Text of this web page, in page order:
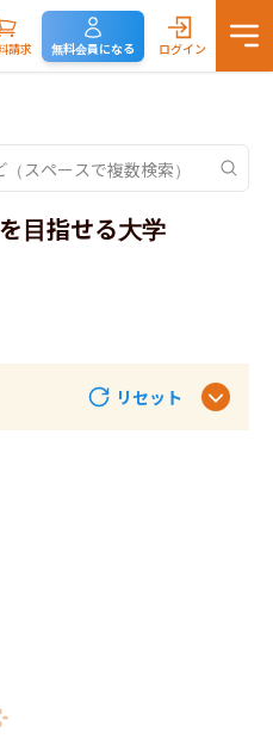
請求 無料会員になる ログイン
目指せる大学
リセット